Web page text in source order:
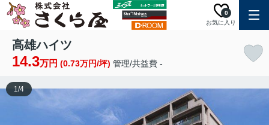
お気に入り
0
高雄ハイツ
14.3万円 (0.73万円/坪) 管理/共益費 -
1/4